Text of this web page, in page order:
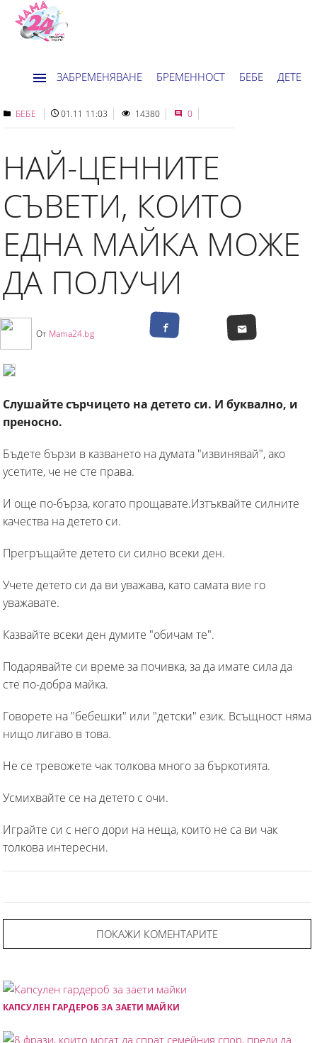
ЗАБРЕМЕНЯВАНЕ БРЕМЕННОСТ БЕБЕ ДЕТЕ
ДОМ НОВИНИ ХОРОСКОП
БЕБЕ 01.11 11:03 14380 0
НАЙ-ЦЕННИТЕ
СЪВЕТИ, КОИТО
ЕДНА МАЙКА МОЖЕ
ДА ПОЛУЧИ
От Mama24.bg
Слушайте сърчицето на детето си. И буквално, и
преносно.
Бъдете бързи в казването на думата "извинявай", ако
усетите, че не сте права.
И още по-бърза, когато прощавате.Изтъквайте силните
качества на детето си.
Прегръщайте детето си силно всеки ден.
Учете детето си да ви уважава, като самата вие го
уважавате.
Казвайте всеки ден думите "обичам те".
Подарявайте си време за почивка, за да имате сила да
сте по-добра майка.
Говорете на "бебешки" или "детски" език. Всъщност няма
нищо лигаво в това.
Не се тревожете чак толкова много за бъркотията.
Усмихвайте се на детето с очи.
Играйте си с него дори на неща, които не са ви чак
толкова интересни.
ПОКАЖИ КОМЕНТАРИТЕ
КАПСУЛЕН ГАРДЕРОБ ЗА ЗАЕТИ МАЙКИ